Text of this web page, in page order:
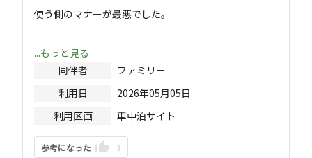
使う側のマナーが最悪でした。
...もっと見る
同伴者
ファミリー
利用日
2026年05月05日
利用区画
車中泊サイト
参考になった 1